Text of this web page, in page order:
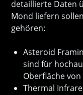
detaillierte Daten
Mond liefern
gehören:
Asteroid
sind für
Oberfläche
Thermal